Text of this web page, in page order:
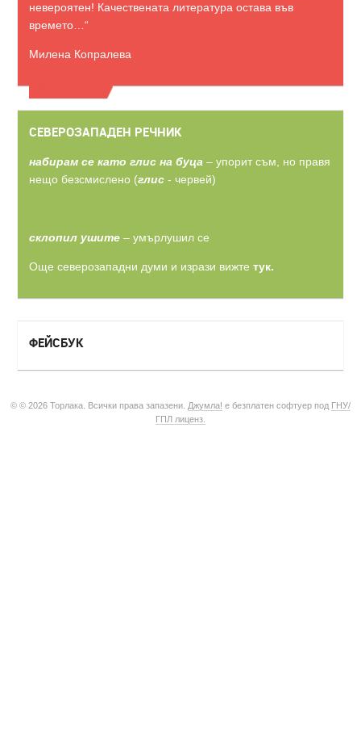
невероятен! Качествената литература остава във
времето…“
Милена Копралева
СЕВЕРОЗАПАДЕН РЕЧНИК
набирам се като глис на буца – упорит съм, но правя
нещо безсмислено (глис - червей)
склопил ушите – умърлушил се
Още северозападни думи и изрази вижте тук.
ФЕЙСБУК
© © 2026 Торлака. Всички права запазени. Джумла! е безплатен софтуер под ГНУ/
ГПЛ лиценз.